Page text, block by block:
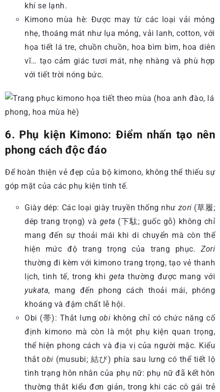
khí se lạnh.
Kimono mùa hè: Được may từ các loại vải mỏng
nhẹ, thoáng mát như lụa mỏng, vải lanh, cotton, với
họa tiết lá tre, chuồn chuồn, hoa bìm bìm, hoa diên
vĩ… tạo cảm giác tươi mát, nhẹ nhàng và phù hợp
với tiết trời nóng bức.
6. Phụ kiện Kimono: Điểm nhấn tạo nên
phong cách độc đáo
Để hoàn thiện vẻ đẹp của bộ kimono, không thể thiếu sự
góp mặt của các phụ kiện tinh tế.
Giày dép: Các loại giày truyền thống như zori (草履;
dép trang trọng) và geta (下駄; guốc gỗ) không chỉ
mang đến sự thoải mái khi di chuyển mà còn thể
hiện mức độ trang trọng của trang phục. Zori
thường đi kèm với kimono trang trọng, tạo vẻ thanh
lịch, tinh tế, trong khi geta thường được mang với
yukata, mang đến phong cách thoải mái, phóng
khoáng và đậm chất lễ hội.
Obi (帯): Thắt lưng obi không chỉ có chức năng cố
định kimono mà còn là một phụ kiện quan trọng,
thể hiện phong cách và địa vị của người mặc. Kiểu
thắtobi (musubi; 結び) phía sau lưng có thể tiết lộ
tình trạng hôn nhân của phụ nữ: phụ nữ đã kết hôn
thường thắt kiểu đơn giản, trong khi các cô gái trẻ